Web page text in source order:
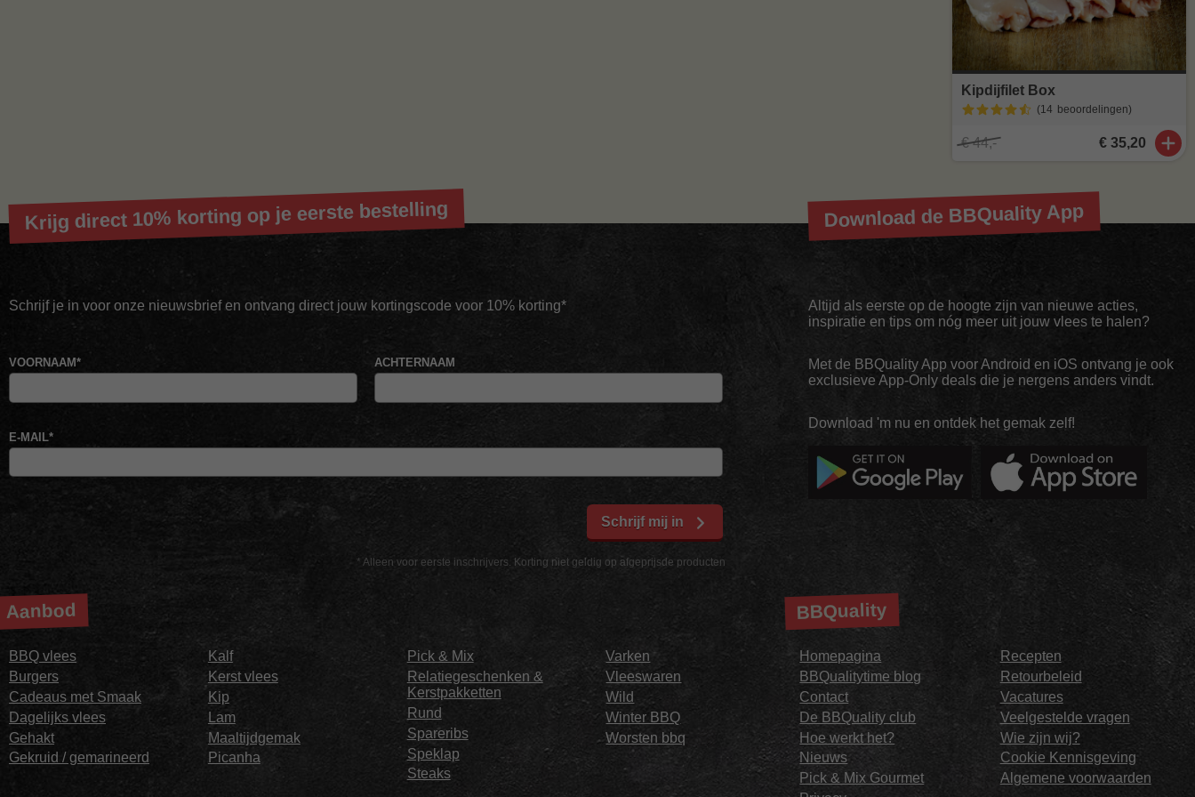
Kipdijfilet Box
(14 beoordelingen)
€ 44,- € 35,20
Krijg direct 10% korting op je eerste bestelling
Schrijf je in voor onze nieuwsbrief en ontvang direct jouw kortingscode voor 10% korting*
* Alleen voor eerste inschrijvers. Korting niet geldig op afgeprijsde producten
VOORNAAM* ACHTERNAAM
E-MAIL*
Schrijf mij in
Download de BBQuality App
Altijd als eerste op de hoogte zijn van nieuwe acties,
inspiratie en tips om nóg meer uit jouw vlees te halen?
Met de BBQuality App voor Android en iOS ontvang je ook
exclusieve App-Only deals die je nergens anders vindt.
Download 'm nu en ontdek het gemak zelf!
Aanbod
BBQ vlees
Burgers
Cadeaus met Smaak
Dagelijks vlees
Gehakt
Gekruid / gemarineerd
Kalf
Kerst vlees
Kip
Lam
Maaltijdgemak
Picanha
Pick & Mix
Relatiegeschenken &
Kerstpakketten
Rund
Spareribs
Speklap
Steaks
Varken
Vleeswaren
Wild
Winter BBQ
Worsten bbq
BBQuality
Homepagina
BBQualitytime blog
Contact
De BBQuality club
Hoe werkt het?
Nieuws
Pick & Mix Gourmet
Recepten
Retourbeleid
Vacatures
Veelgestelde vragen
Wie zijn wij?
Cookie Kennisgeving
Algemene voorwaarden